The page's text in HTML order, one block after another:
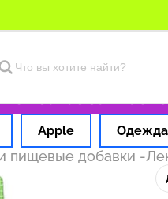
заказ за 1 час
Apple Одежда
пищевые добавки -